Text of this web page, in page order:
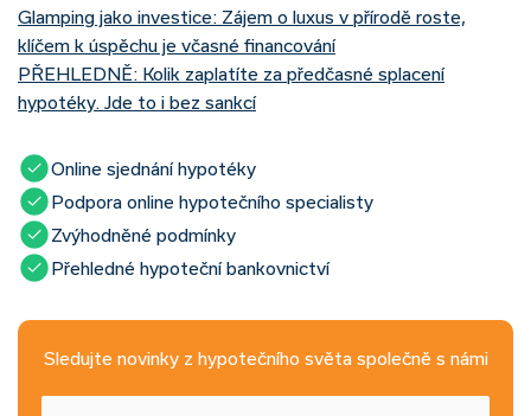
Glamping jako investice: Zájem o luxus v přírodě roste,
klíčem k úspěchu je včasné financování
PŘEHLEDNĚ: Kolik zaplatíte za předčasné splacení
hypotéky. Jde to i bez sankcí
Online sjednání hypotéky
Podpora online hypotečního specialisty
Zvýhodněné podmínky
Přehledné hypoteční bankovnictví
Sledujte novinky z hypotečního světa společně s námi